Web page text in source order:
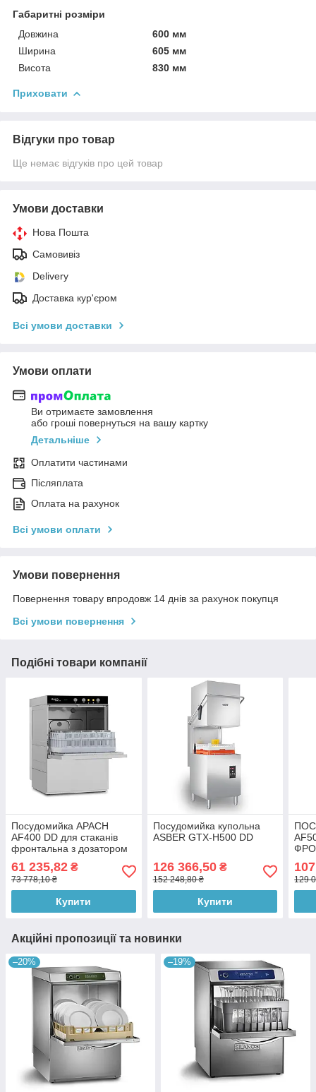
Габаритні розміри
Довжина
600 мм
Ширина
605 мм
Висота
830 мм
Приховати
Відгуки про товар
Ще немає відгуків про цей товар
Умови доставки
Нова Пошта
Самовивіз
Delivery
Доставка кур'єром
Всі умови доставки
Умови оплати
Ви отримаєте замовлення
або гроші повернуться на вашу картку
Детальніше
Оплатити частинами
Післяплата
Оплата на рахунок
Всі умови оплати
Умови повернення
Повернення товару впродовж 14 днів за рахунок покупця
Всі умови повернення
Подібні товари компанії
Посудомийка APACH
AF400 DD для стаканів
фронтальна з дозатором
61 235,82 ₴
73 778,10 ₴
Купити
Посудомийка купольна
ASBER GTX-H500 DD
126 366,50₴
152 248,80 ₴
Купити
129
Акційні пропозиції та новинки
–20% –19%